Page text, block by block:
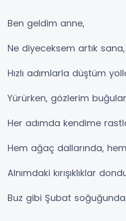
Ben geldim anne,
Ne diyeceksem artık sana,
Hızlı adımlarla düştüm
Yürürken, gözlerim
Her adımda kendime
Hem ağaç dallarında,
Alnımdaki kırışıklıklar
Buz gibi Şubat